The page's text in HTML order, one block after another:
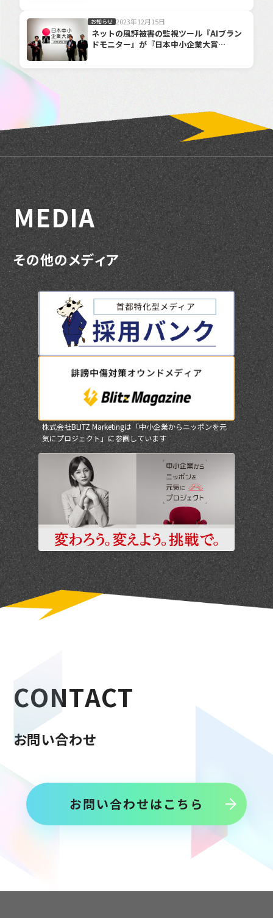
ました
お知らせ 2023年12月15日
ネットの風評被害の監視ツール『AIブラン
ドモニター』が『日本中小企業大賞
【BLITZ Marketing】
MEDIA
その他のメディア
株式会社BLITZ Marketingは「中小企業からニッポンを元
気にプロジェクト」に参画しています
CONTACT
お問い合わせ
お問い合わせはこちら